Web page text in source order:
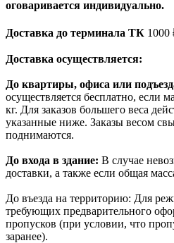
оговаривается индивидуально.
Доставка до терминала ТК 1000
Доставка осуществляется:
До квартиры, офиса или
осуществляется бесплатно, если
кг. Для заказов большего веса
указанные ниже. Заказы весом
поднимаются.
До входа в здание: В случае
доставки, а также если общая
До въезда на территорию: Для
требующих предварительного
пропусков (при условии, что
заранее).